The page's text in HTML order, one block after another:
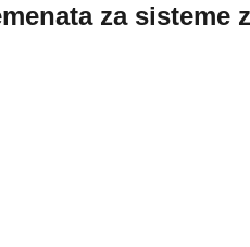
za sisteme